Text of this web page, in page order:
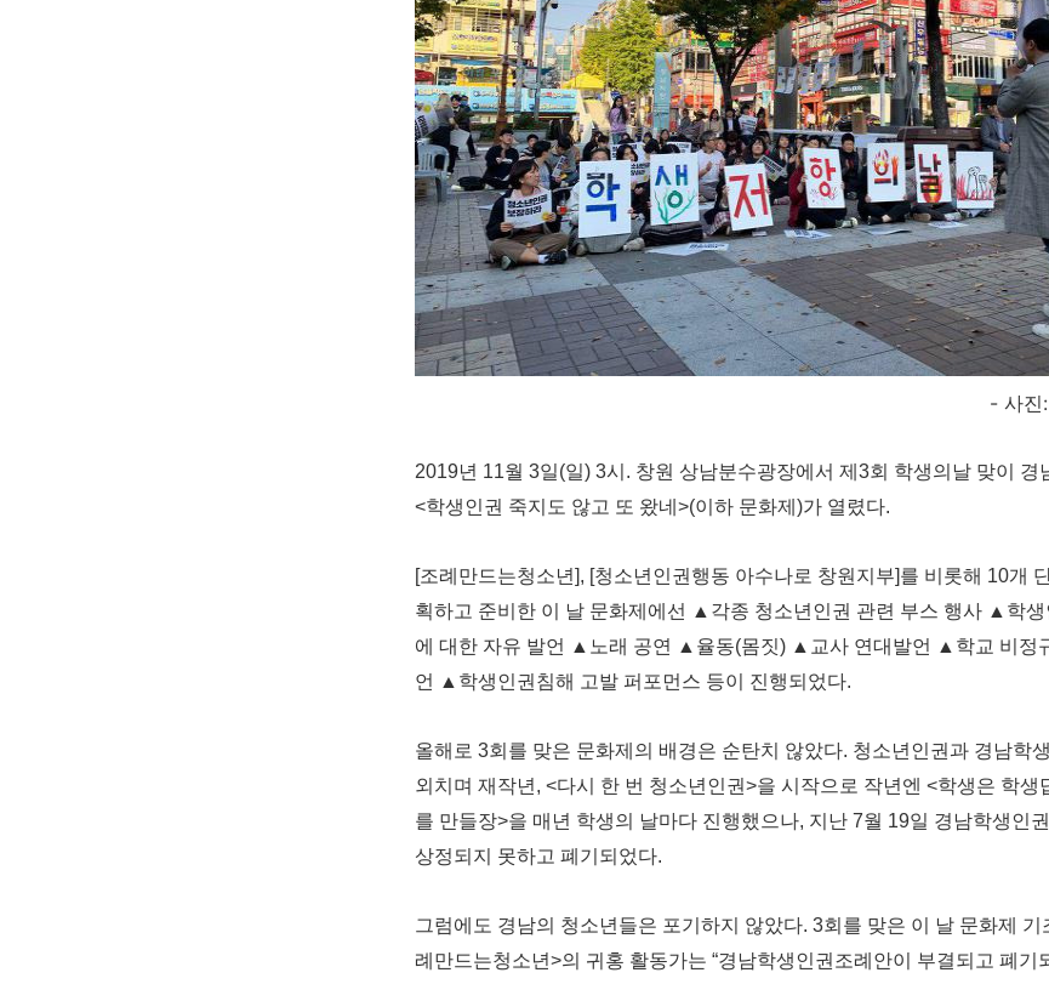
- 사진
2019년 11월 3일(일) 3시. 창원 상남분수광장에서 제3회 학생의날 맞이 경
<학생인권 죽지도 않고 또 왔네>(이하 문화제)가 열렸다.
[조례만드는청소년], [청소년인권행동 아수나로 창원지부]를 비롯해 10개
획하고 준비한 이 날 문화제에선 ▲각종 청소년인권 관련 부스 행사 ▲학생
에 대한 자유 발언 ▲노래 공연 ▲율동(몸짓) ▲교사 연대발언 ▲학교 비정
언 ▲학생인권침해 고발 퍼포먼스 등이 진행되었다.
올해로 3회를 맞은 문화제의 배경은 순탄치 않았다. 청소년인권과 경남학
외치며 재작년, <다시 한 번 청소년인권>을 시작으로 작년엔 <학생은 학생
를 만들장>을 매년 학생의 날마다 진행했으나, 지난 7월 19일 경남학생인
상정되지 못하고 폐기되었다.
그럼에도 경남의 청소년들은 포기하지 않았다. 3회를 맞은 이 날 문화제 기
례만드는청소년>의 귀홍 활동가는 “경남학생인권조례안이 부결되고 폐기